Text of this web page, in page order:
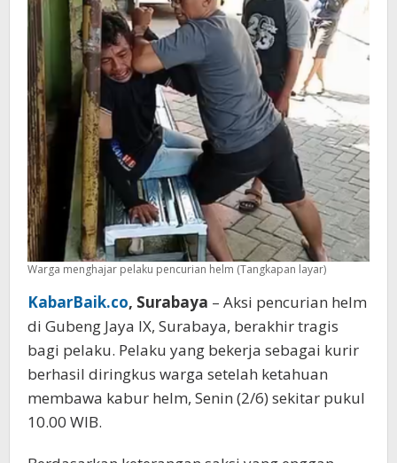
Warga menghajar pelaku pencurian helm (Tangkapan layar)
KabarBaik.co, Surabaya – Aksi pencurian helm
di Gubeng Jaya IX, Surabaya, berakhir tragis
bagi pelaku. Pelaku yang bekerja sebagai kurir
berhasil diringkus warga setelah ketahuan
membawa kabur helm, Senin (2/6) sekitar pukul
10.00 WIB.